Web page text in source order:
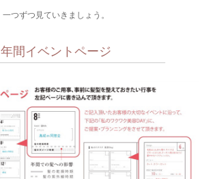
一つずつ見ていきましょう。
年間イベントページ